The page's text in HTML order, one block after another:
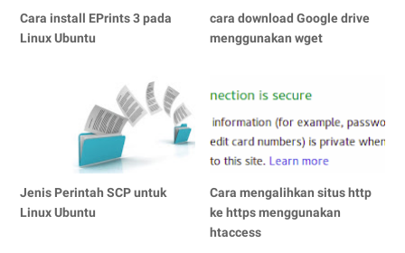
Cara install EPrints 3 pada
Linux Ubuntu
cara download Google drive
menggunakan wget
Jenis Perintah SCP untuk
Linux Ubuntu
Cara mengalihkan situs http
ke https menggunakan
htaccess